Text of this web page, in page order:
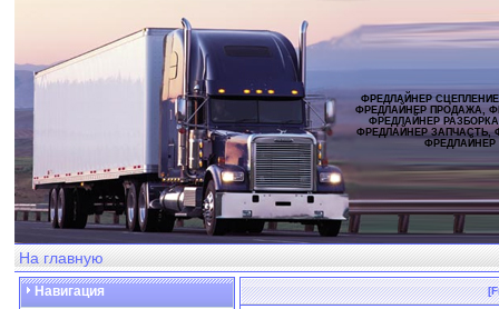
ФРЕДЛАЙНЕР
ФРЕДЛАЙНЕР ПРОДАЖА,
ФРЕДЛАЙНЕР
ФРЕДЛАЙНЕР ЗАПЧАСТЬ,
ФРЕДЛАЙНЕР
На главную
Навигация